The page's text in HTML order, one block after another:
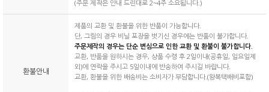
(주문 제작은 안내 드린대로 2~4주 소요됩니다.)
환불안내
제품의 교환 및 환불을 위한 반품이 가능합니다.
단, 그림의 경우 비닐 포장을 벗기신 경우에는 반품이 불가합니다.
주문제작의 경우는 단순 변심으로 인한 교환 및 환불이 불가합니다.
교환, 반품을 원하시는 경우, 상품 수령 후 2일이내(공휴일, 일요일제
외)에 연락을 주시고 5일이내에 반송하여 주시길 바랍니다.
교환, 환불을 위한 배송비는 소비자가 부담합니다.(왕복택배비포함)